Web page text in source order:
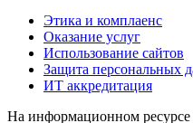
Этика и комплаенс
Оказание услуг
Использование сайтов
Защита персональных
ИТ аккредитация
На информационном ресурсе